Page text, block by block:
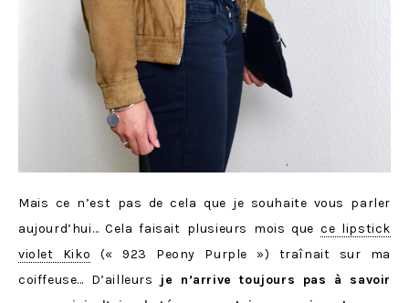
Mais ce n’est pas de cela que je souhaite vous parler
aujourd’hui… Cela faisait plusieurs mois quece lipstick
violet Kiko (« 923 Peony Purple ») traînait sur ma
coiffeuse… D’ailleurs
je n’arrive toujours pas à savoir